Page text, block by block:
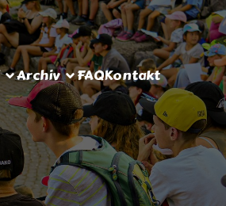
Archiv FAQKontakt